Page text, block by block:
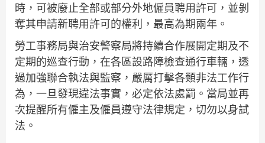
時，可被廢止全部或部分外地僱員聘用許可，並剝
奪其申請新聘用許可的權利，最高為期兩年。
勞工事務局與治安警察局將持續合作展開定期及不
定期的巡查行動，在各區設路障檢查通行車輛，透
過加強聯合執法與監察，嚴厲打擊各類非法工作行
為，一旦發現違法事實，必定依法處罰。當局並再
次提醒所有僱主及僱員遵守法律規定，切勿以身試
法。